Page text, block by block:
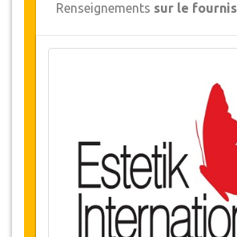
Transplantation Organique
Hôpital Estetik International ,
2 Nuits d'hébergement (1/2
hôpital / 2 nuits dans un hôtel
résidence de standing)
Disponibilité des Dates
Avant d'acheter ce service, veuillez
nous la disponibilité des dates
chirurgie. (LIEN)
Renseignements sur le